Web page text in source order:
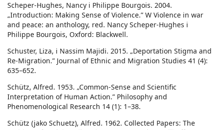
Scheper-Hughes, Nancy i Philippe Bourgois. 2004.
„Introduction: Making Sense of Violence.” W Violence in war
and peace: an anthology, red. Nancy Scheper-Hughes i
Philippe Bourgois, Oxford: Blackwell.
Schuster, Liza, i Nassim Majidi. 2015. „Deportation Stigma and
Re-Migration.” Journal of Ethnic and Migration Studies 41 (4):
635–652.
Schütz, Alfred. 1953. „Common-Sense and Scientific
Interpretation of Human Action.” Philosophy and
Phenomenological Research 14 (1): 1–38.
Schütz (jako Schuetz), Alfred. 1962. Collected Papers: The